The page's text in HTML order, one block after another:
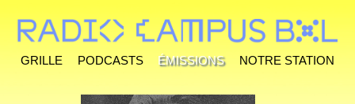
Grille Podcasts Émissions Notre station